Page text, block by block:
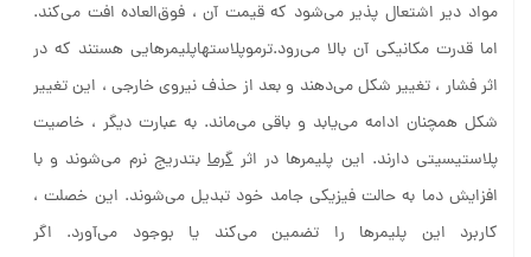
مواد دیر اشتعال پذیر می‌شود که قیمت آن ، فوق‌العاده افت می‌کند.
اما قدرت مکانیکی آن بالا می‌رود.ترموپلاستهاپلیمرهایی هستند که در
اثر فشار ، تغییر شکل می‌دهند و بعد از حذف نیروی خارجی ، این تغییر
شکل همچنان ادامه می‌یابد و باقی می‌ماند. به عبارت دیگر ، خاصیت
پلاستیسیتی دارند. این پلیمرها در اثرگرما بتدریج نرم می‌شوند و با
افزایش دما به حالت فیزیکی جامد خود تبدیل می‌شوند. این خصلت ،
کاربرد این پلیمرها را تضمین می‌کند یا بوجود می‌آورد. اگر